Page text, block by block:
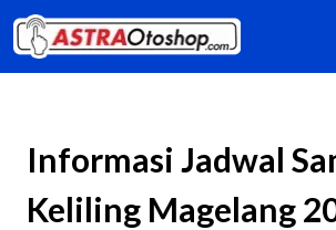
Informasi Jadwal
Keliling Magelang